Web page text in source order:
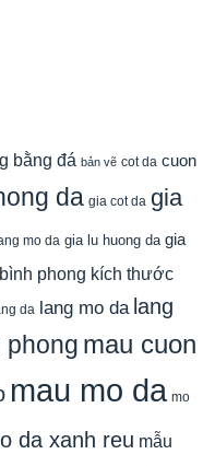
bằng đá bản vẽ cot da cuon
da gia cot da gia
mo da gia lu huong da gia
phong kích thước
da lang mo da lang
phong mau cuon
mau mo da mo
da xanh reu mẫu